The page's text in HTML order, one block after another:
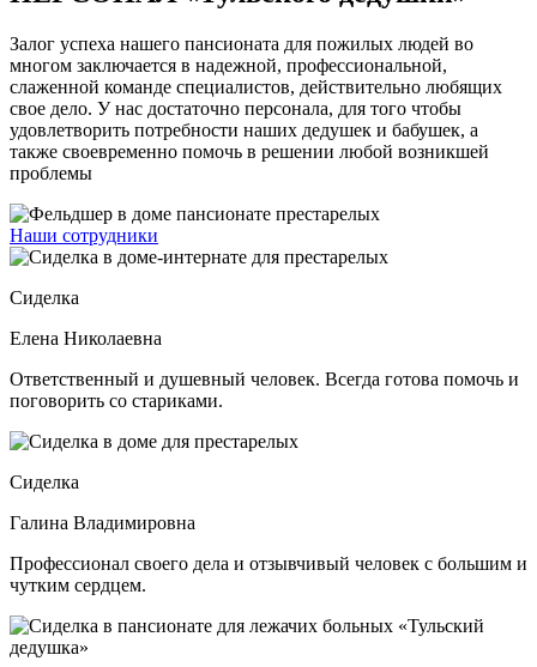
Залог успеха нашего пансионата для пожилых людей во
многом заключается в надежной, профессиональной,
слаженной команде специалистов, действительно любящих
свое дело. У нас достаточно персонала, для того чтобы
удовлетворить потребности наших дедушек и бабушек, а
также своевременно помочь в решении любой возникшей
проблемы
Наши сотрудники
Сиделка
Елена Николаевна
Ответственный и душевный человек. Всегда готова помочь и
поговорить со стариками.
Сиделка
Галина Владимировна
Профессионал своего дела и отзывчивый человек с большим и
чутким сердцем.